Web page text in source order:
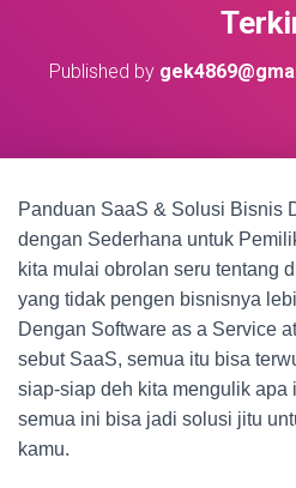
Published by
Panduan SaaS & Solusi Bisnis
dengan Sederhana untuk
kita mulai obrolan seru tentang
yang tidak pengen bisnisnya
Dengan Software as a Service
sebut SaaS, semua itu bisa
siap-siap deh kita mengulik apa
semua ini bisa jadi solusi jitu
kamu.